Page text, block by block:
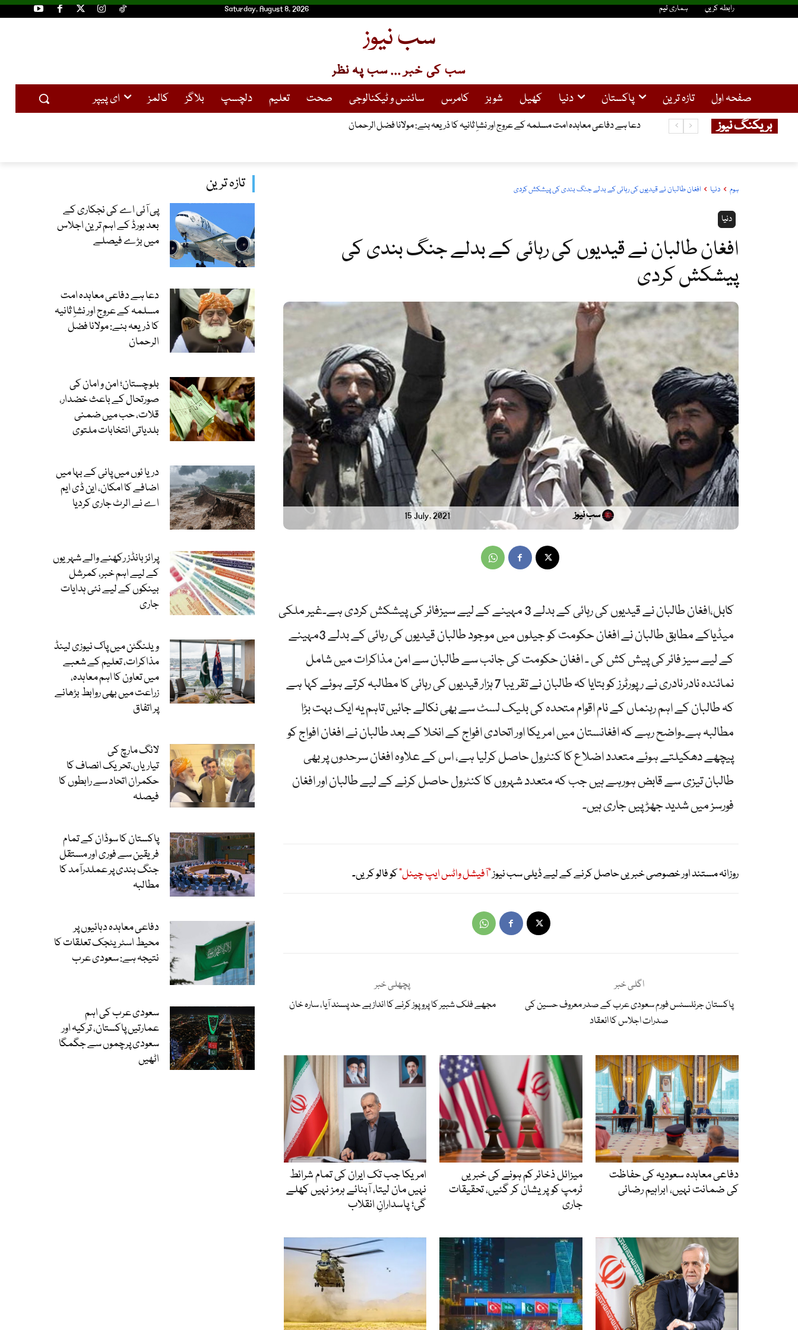
Saturday, August 8, 2026 رابطہ کریں ہماری ٹیم
سب نیوز
سب کی خبر ... سب پہ نظر
صفحہ اول تازہ ترین پاکستان دنیا کھیل شوبز کامرس سائنس و ٹیکنالوجی صحت تعلیم دلچسپ بلاگز کالمز ای پیپر
بریکنگ نیوز دعا ہے دفاعی معاہدہ امت مسلمہ کے عروج اور نشاِ ثانیہ کا ذریعہ بنے: مولانا فضل الرحمان
تازہ ترین
پی آئی اے کی نجکاری کے
بعد بورڈ کے اہم ترین اجلاس
میں بڑے فیصلے
دعا ہے دفاعی معاہدہ امت
مسلمہ کے عروج اور نشاِ ثانیہ
کا ذریعہ بنے: مولانا فضل
الرحمان
بلوچستان؛ امن و امان کی
صورتحال کے باعث خضدار،
قلات، حب میں ضمنی
بلدیاتی انتخابات ملتوی
دریا ئوں میں پانی کے بہا میں
اضافے کا امکان، این ڈی ایم
اے نے الرٹ جاری کردیا
پرائز بانڈز رکھنے والے شہریوں
کے لیے اہم خبر، کمرشل
بینکوں کے لیے نئی ہدایات
جاری
ویلنگٹن میں پاک نیوزی لینڈ
مذاکرات، تعلیم کے شعبے
میں تعاون کا اہم معاہدہ،
زراعت میں بھی روابط بڑھانے
پر اتفاق
لانگ مارچ کی
تیاریاں،تحریک انصاف کا
حکمران اتحاد سے رابطوں کا
فیصلہ
پاکستان کا سوڈان کے تمام
فریقین سے فوری اور مستقل
جنگ بندی پر عملدرآمد کا
مطالبہ
دفاعی معاہدہ دہائیوں پر
محیط اسٹریٹجک تعلقات کا
نتیجہ ہے: سعودی عرب
سعودی عرب کی اہم
عمارتیں پاکستان، ترکیہ اور
سعودی پرچموں سے جگمگا
اٹھیں
ہوم دنیا افغان طالبان نے قیدیوں کی رہائی کے بدلے جنگ بندی کی پیشکش کردی
دنیا
افغان طالبان نے قیدیوں کی رہائی کے بدلے جنگ بندی کی
پیشکش کردی
15 July, 2021 سب نیوز
کابل،افغان طالبان نے قیدیوں کی رہائی کے بدلے 3 مہینے کے لیے سیزفائر کی پیشکش کردی ہے۔غیر ملکی
میڈیاکے مطابق طالبان نے افغان حکومت کو جیلوں میں موجود طالبان قیدیوں کی رہائی کے بدلے 3مہینے
کے لیے سیز فائر کی پیش کش کی ۔ افغان حکومت کی جانب سے طالبان سے امن مذاکرات میں شامل
نمائندہ نادر نادری نے رپورٹرز کو بتایا کہ طالبان نے تقریبا 7 ہزار قیدیوں کی رہائی کا مطالبہ کرتے ہوئے کہا ہے
کہ طالبان کے اہم رہنماں کے نام اقوام متحدہ کی بلیک لسٹ سے بھی نکالے جائیں تاہم یہ ایک بہت بڑا
مطالبہ ہے۔واضح رہے کہ افغانستان میں امریکا اور اتحادی افواج کے انخلا کے بعد طالبان نے افغان افواج کو
پیچھے دھکیلتے ہوئے متعدد اضلاع کا کنٹرول حاصل کرلیا ہے، اس کے علاوہ افغان سرحدوں پر بھی
طالبان تیزی سے قابض ہورہے ہیں جب کہ متعدد شہروں کا کنٹرول حاصل کرنے کے لیے طالبان اور افغان
فورسز میں شدید جھڑپیں جاری ہیں۔
روزانہ مستند اور خصوصی خبریں حاصل کرنے کے لیے ڈیلی سب نیوز"آفیشل واٹس ایپ چینل"کو فالو کریں۔
پچھلی خبر
مجھے فلک شبیر کا پروپوز کرنے کا انداز بے حد پسند آیا، سارہ خان
اگلی خبر
پاکستان جرنلسٹس فورم سعودی عرب کے صدر معروف حسین کی
صدرات اجلاس کا انعقاد
امریکا جب تک ایران کی تمام شرائط
نہیں مان لیتا، آبنائے ہرمز نہیں کھلے
گی؛ پاسدارانِ انقلاب
میزائل ذخائر کم ہونے کی خبریں
ٹرمپ کو پریشان کر گئیں، تحقیقات
جاری
دفاعی معاہدہ سعودیہ کی حفاظت
کی ضمانت نہیں، ابراہیم رضائی